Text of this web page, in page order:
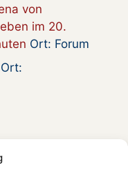
von
im 20.
Ort: Forum
Ort: